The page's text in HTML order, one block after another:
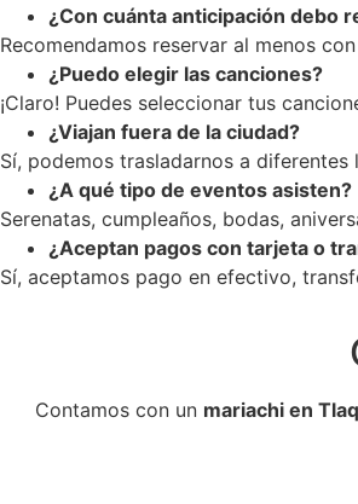
¿Con cuánta anticipación debo
Recomendamos reservar al menos
¿Puedo elegir las canciones?
¡Claro! Puedes seleccionar tus
¿Viajan fuera de la ciudad?
Sí, podemos trasladarnos a
¿A qué tipo de eventos asisten?
Serenatas, cumpleaños, bodas,
¿Aceptan pagos con tarjeta o
Sí, aceptamos pago en efectivo,
Contamos con un mariachi en